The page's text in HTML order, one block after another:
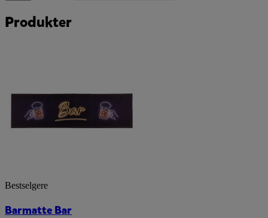
Produkter
Bestselgere
Barmatte Bar